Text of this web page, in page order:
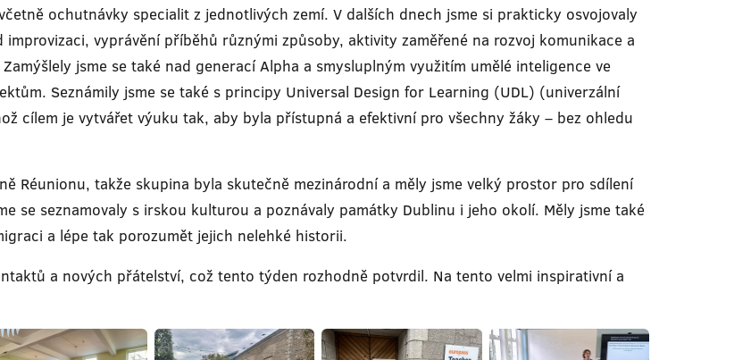
ochutnávky specialit z jednotlivých zemí. V dalších dnech jsme si prakticky osvojovaly
vyprávění příběhů různými způsoby, aktivity zaměřené na rozvoj komunikace a
jsme se také nad generací Alpha a smysluplným využitím umělé inteligence ve
Seznámily jsme se také s principy Universal Design for Learning (UDL) (univerzální
cílem je vytvářet výuku tak, aby byla přístupná a efektivní pro všechny žáky – bez ohledu
Réunionu, takže skupina byla skutečně mezinárodní a měly jsme velký prostor pro sdílení
se seznamovaly s irskou kulturou a poznávaly památky Dublinu i jeho okolí. Měly jsme také
a lépe tak porozumět jejich nelehké historii.
a nových přátelství, což tento týden rozhodně potvrdil. Na tento velmi inspirativní a